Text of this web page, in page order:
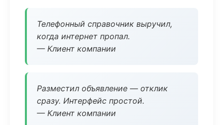
Телефонный справочник выручил,
когда интернет пропал.
— Клиент компании
Разместил объявление — отклик
сразу. Интерфейс простой.
— Клиент компании